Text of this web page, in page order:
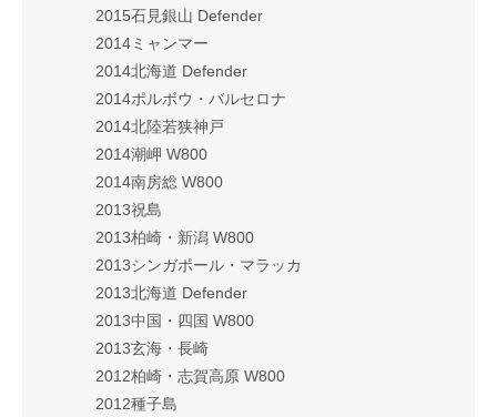
2015石見銀山 Defender
2014ミャンマー
2014北海道 Defender
2014ポルボウ・バルセロナ
2014北陸若狭神戸
2014潮岬 W800
2014南房総 W800
2013祝島
2013柏崎・新潟 W800
2013シンガポール・マラッカ
2013北海道 Defender
2013中国・四国 W800
2013玄海・長崎
2012柏崎・志賀高原 W800
2012種子島